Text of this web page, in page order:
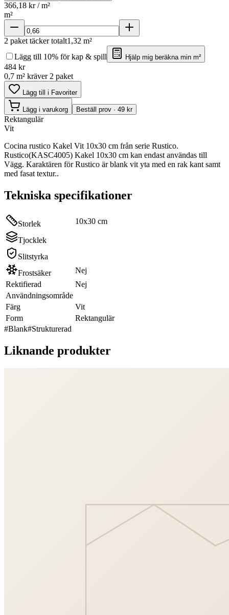
366,18 kr / m²
m²
2 paket täcker totalt1,32 m²
Lägg till 10% för kap & spill
Hjälp mig beräkna min m²
484 kr
0,7 m² kräver 2 paket
Lägg till i Favoriter
Lägg i varukorg Beställ prov · 49 kr
Rektangulär
Vit
Cocina rustico Kakel Vit 10x30 cm från serie Rustico.
Rustico(KASC4005) Kakel 10x30 cm kan endast användas till
Vägg. Karaktären för Rustico är blank vit yta med en rak kant samt
med fasat textur..
Tekniska specifikationer
Storlek 10x30 cm
Tjocklek
Slitstyrka
Frostsäker
Nej
Rektifierad
Nej
Användningsområde
Färg
Vit
Form
Rektangulär
#Blank#Strukturerad
Liknande produkter